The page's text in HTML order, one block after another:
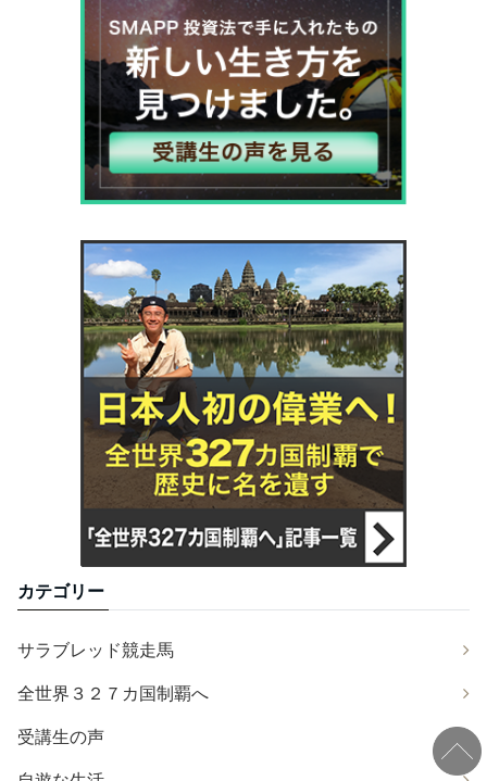
カテゴリー
サラブレッド競走馬
全世界３２７カ国制覇へ
受講生の声